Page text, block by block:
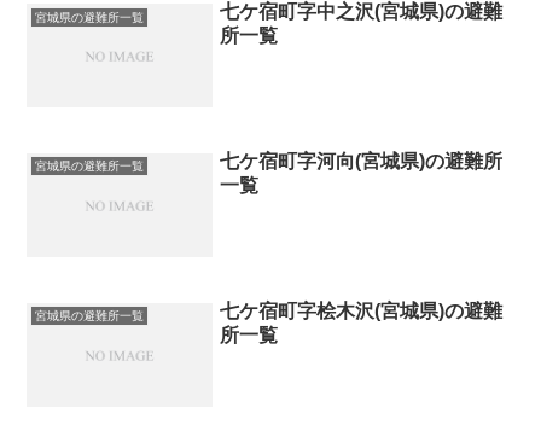
宮城県の避難所一覧
七ケ宿町字中之沢(宮城県)の避難
所一覧
宮城県の避難所一覧
七ケ宿町字河向(宮城県)の避難所
一覧
宮城県の避難所一覧
七ケ宿町字桧木沢(宮城県)の避難
所一覧